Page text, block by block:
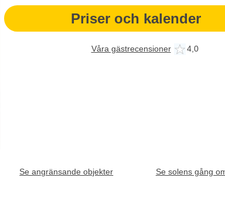
Priser och kalender
Våra gästrecensioner 4,0
Se angränsande objekter Se solens gång